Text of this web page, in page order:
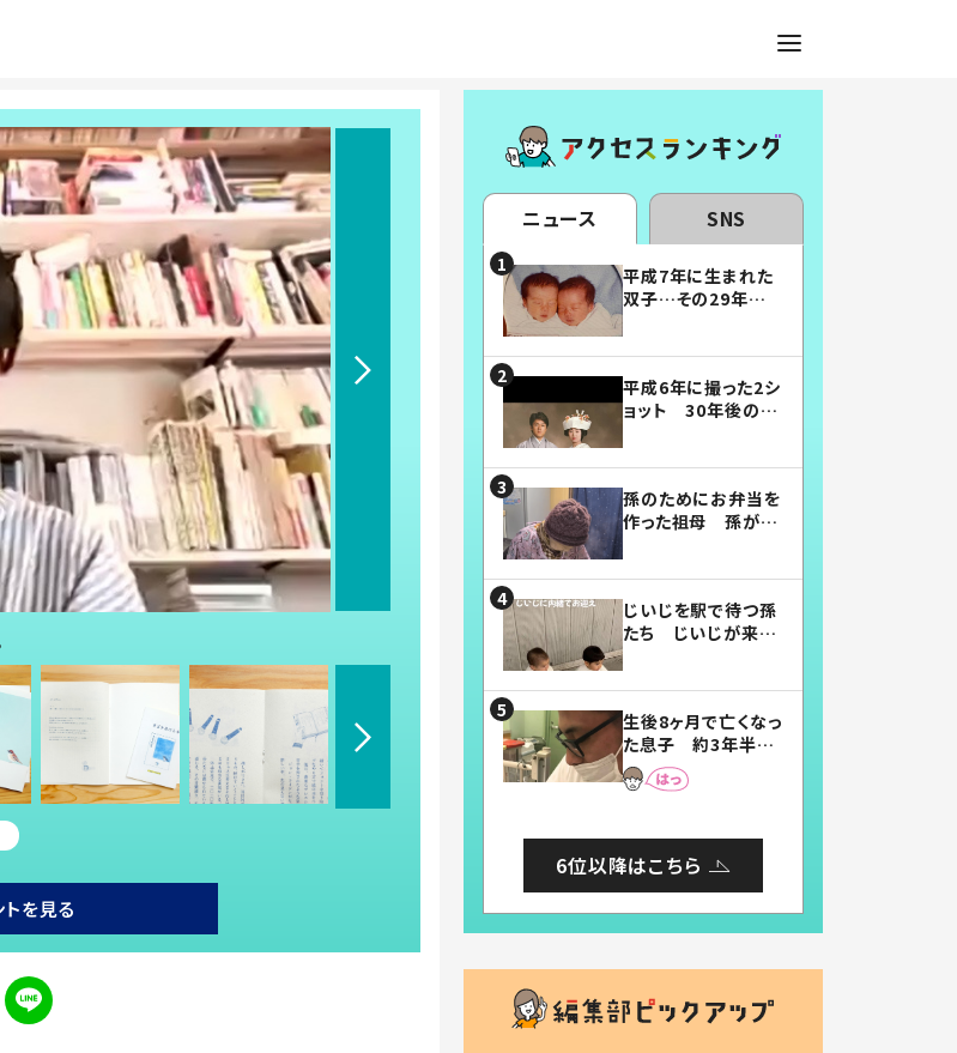
を見る
ニュース SNS
平成7年に生まれた
双子…その29年後
平成6年に撮った2シ
ョット 30年後の姿
孫のためにお弁当を
作った祖母 孫が絶
じいじを駅で待つ孫
たち じいじが来た
まらない」「幸せにな
れる」
生後8ヶ月で亡くなっ
た息子 約3年半
後、当時の妻の日記
に書いてあった本音
6位以降はこちら